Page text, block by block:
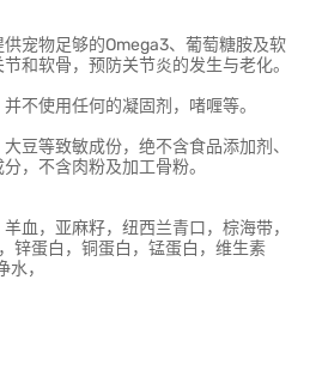
宠物足够的Omega3、葡萄糖胺及软
和软骨，预防关节炎的发生与老化。
不使用任何的凝固剂，啫喱等。
豆等致敏成份，绝不含食品添加剂、
，不含肉粉及加工骨粉。
血，亚麻籽，纽西兰青口，棕海带，
锌蛋白，铜蛋白，锰蛋白，维生素
，